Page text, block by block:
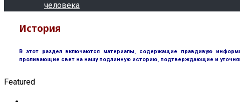
человека
История
В этот раздел включаются материалы, содержащие правдивую
проливающие свет на нашу подлинную историю, подтверждающие и
Featured